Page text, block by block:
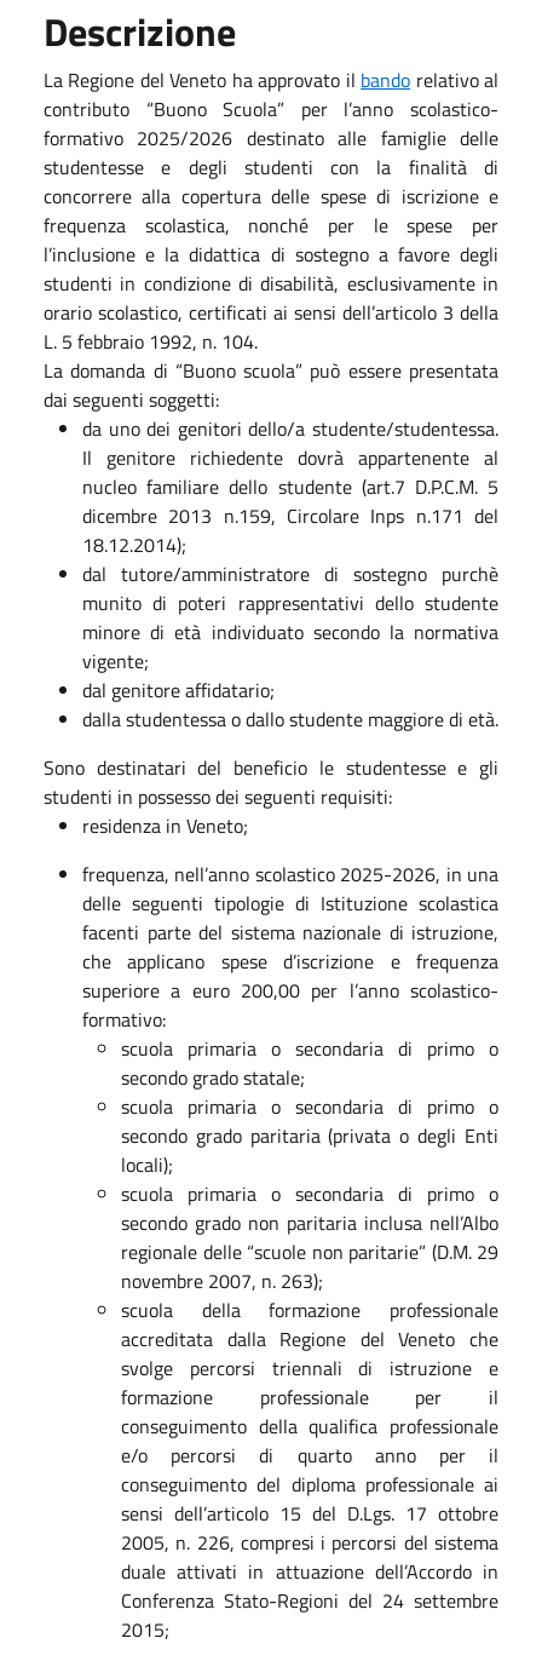
Descrizione
La Regione del Veneto ha approvato il bando relativo al
contributo “Buono Scuola” per l’anno scolastico-
formativo 2025/2026 destinato alle famiglie delle
studentesse e degli studenti con la finalità di
concorrere alla copertura delle spese di iscrizione e
frequenza scolastica, nonché per le spese per
l’inclusione e la didattica di sostegno a favore degli
studenti in condizione di disabilità, esclusivamente in
orario scolastico, certificati ai sensi dell’articolo 3 della
L. 5 febbraio 1992, n. 104.
La domanda di “Buono scuola” può essere presentata
dai seguenti soggetti:
da uno dei genitori dello/a studente/studentessa.
Il genitore richiedente dovrà appartenente al
nucleo familiare dello studente (art.7 D.P.C.M. 5
dicembre 2013 n.159, Circolare Inps n.171 del
18.12.2014);
dal tutore/amministratore di sostegno purchè
munito di poteri rappresentativi dello studente
minore di età individuato secondo la normativa
vigente;
dal genitore affidatario;
dalla studentessa o dallo studente maggiore di età.
Sono destinatari del beneficio le studentesse e gli
studenti in possesso dei seguenti requisiti:
residenza in Veneto;
frequenza, nell’anno scolastico 2025-2026, in una
delle seguenti tipologie di Istituzione scolastica
facenti parte del sistema nazionale di istruzione,
che applicano spese d’iscrizione e frequenza
superiore a euro 200,00 per l’anno scolastico-
formativo:
scuola primaria o secondaria di primo o
secondo grado statale;
scuola primaria o secondaria di primo o
secondo grado paritaria (privata o degli Enti
locali);
scuola primaria o secondaria di primo o
secondo grado non paritaria inclusa nell’Albo
regionale delle “scuole non paritarie” (D.M. 29
novembre 2007, n. 263);
scuola della formazione professionale
accreditata dalla Regione del Veneto che
svolge percorsi triennali di istruzione e
formazione professionale per il
conseguimento della qualifica professionale
e/o percorsi di quarto anno per il
conseguimento del diploma professionale ai
sensi dell’articolo 15 del D.Lgs. 17 ottobre
2005, n. 226, compresi i percorsi del sistema
duale attivati in attuazione dell’Accordo in
Conferenza Stato-Regioni del 24 settembre
2015;